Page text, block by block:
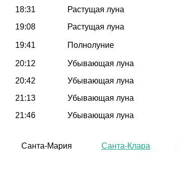
18:31 Растущая луна
19:08 Растущая луна
19:41 Полнолуние
20:12 Убывающая луна
20:42 Убывающая луна
21:13 Убывающая луна
21:46 Убывающая луна
Санта-Мария Санта-Клара